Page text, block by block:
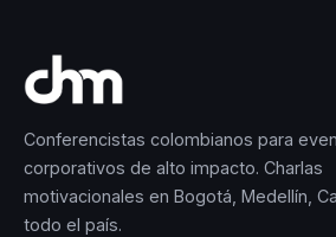
Conferencistas colombianos para
corporativos de alto impacto. Charlas
motivacionales en Bogotá, Medellín,
todo el país.